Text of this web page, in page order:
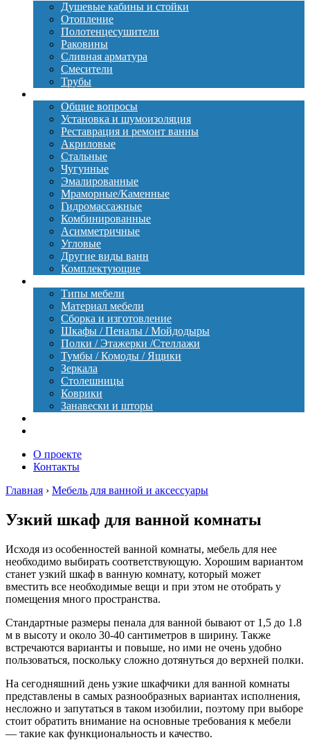
Душевые кабины и стойки
Отопление
Полотенцесушители
Раковины
Сливная арматура
Смесители
Трубы
Общие вопросы
Установка и шумоизоляция
Реставрация и ремонт ванны
Акриловые
Стальные
Чугунные
Эмалированные
Мраморные/Каменные
Гидромассажные
Комбинированные
Асимметричные
Угловые
Другие виды ванн
Комплектующие
Типы мебели
Материал мебели
Сборка и изготовление
Шкафы / Пеналы / Мойдодыры
Полки / Этажерки /Стеллажи
Тумбы / Комоды / Ящики
Зеркала
Столешницы
Коврики
Занавески и шторы
О проекте
Контакты
Главная › Мебель для ванной и аксессуары
Узкий шкаф для ванной комнаты
Исходя из особенностей ванной комнаты, мебель для нее
необходимо выбирать соответствующую. Хорошим вариантом
станет узкий шкаф в ванную комнату, который может
вместить все необходимые вещи и при этом не отобрать у
помещения много пространства.
Стандартные размеры пенала для ванной бывают от 1,5 до 1.8
м в высоту и около 30-40 сантиметров в ширину. Также
встречаются варианты и повыше, но ими не очень удобно
пользоваться, поскольку сложно дотянуться до верхней полки.
На сегодняшний день узкие шкафчики для ванной комнаты
представлены в самых разнообразных вариантах исполнения,
несложно и запутаться в таком изобилии, поэтому при выборе
стоит обратить внимание на основные требования к мебели
— такие как функциональность и качество.